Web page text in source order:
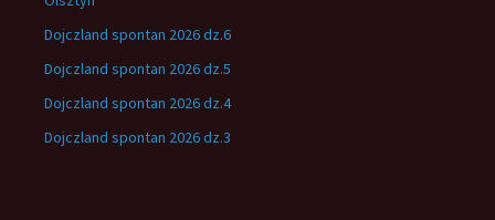
Dojczland spontan 2026 dz.6
Dojczland spontan 2026 dz.5
Dojczland spontan 2026 dz.4
Dojczland spontan 2026 dz.3